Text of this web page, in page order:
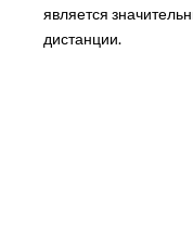
является
дистанции.